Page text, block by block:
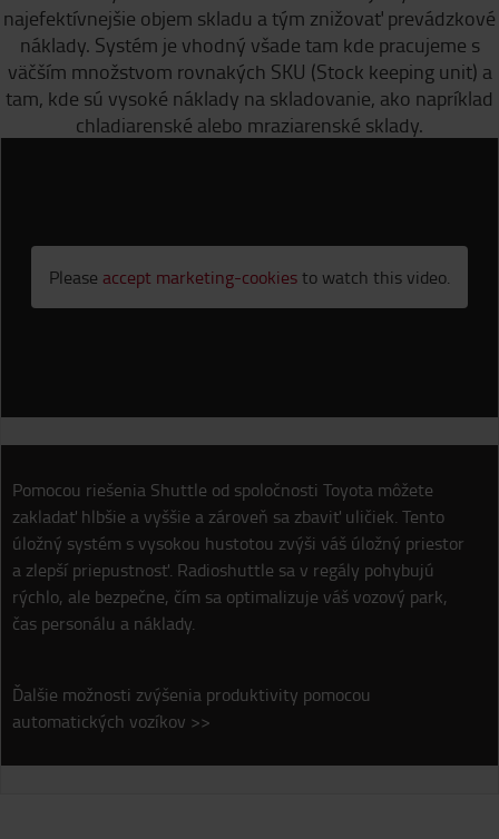
najefektívnejšie objem skladu a tým znižovať prevádzkové
náklady. Systém je vhodný všade tam kde pracujeme s
väčším množstvom rovnakých SKU (Stock keeping unit) a
tam, kde sú vysoké náklady na skladovanie, ako napríklad
chladiarenské alebo mraziarenské sklady.
Please accept marketing-cookiesto watch this video.
Pomocou riešenia Shuttle od spoločnosti Toyota môžete
zakladať hlbšie a vyššie a zároveň sa zbaviť uličiek. Tento
úložný systém s vysokou hustotou zvýši váš úložný priestor
a zlepší priepustnosť. Radioshuttle sa v regály pohybujú
rýchlo, ale bezpečne, čím sa optimalizuje váš vozový park,
čas personálu a náklady.
Ďalšie možnosti zvýšenia produktivity pomocou
automatických vozíkov >>